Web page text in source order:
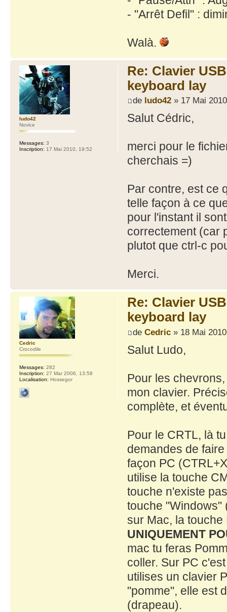
- "Arrêt Defil" :
Walà.
Re: Clavier
keyboard lay
de ludo42» 17 Mai
Salut Cédric,
merci pour le
cherchais =)
Par contre, est ce
telle façon à ce
pour l'instant il
correctement (car
plutot que ctrl-c
Merci.
ludo42
Novice
Messages: 3
Inscription: 17 Mai 2010, 19:52
Re: Clavier
keyboard lay
de Cedric» 18 Mai
Salut Ludo,
Pour les
mon clavier.
complète, et
Pour le CRTL, là
demandes de
façon PC
utilise la touche
touche n'existe
touche "Windows"
sur Mac, la
UNIQUEMENT
mac tu feras
coller. Sur PC
utilises un clavier
"pomme", elle est
(drapeau).
Cedric
Crocodile
Messages: 282
Inscription: 27 Mar 2006, 13:58
Localisation: Hossegor